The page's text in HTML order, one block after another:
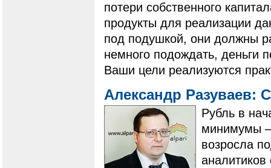
потери собственного
продукты для реализации
под подушкой, они должны
немного подождать, деньги
Ваши цели реализуются
Александр Разуваев:
Рубль в
минимумы –
возросла
аналитиков